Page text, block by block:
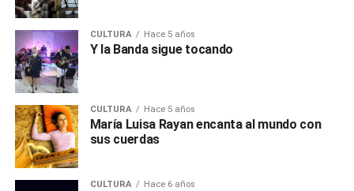
CULTURA Hace 5 años
Y la Banda sigue tocando
CULTURA Hace 5 años
María Luisa Rayan encanta al mundo con
sus cuerdas
CULTURA Hace 6 años